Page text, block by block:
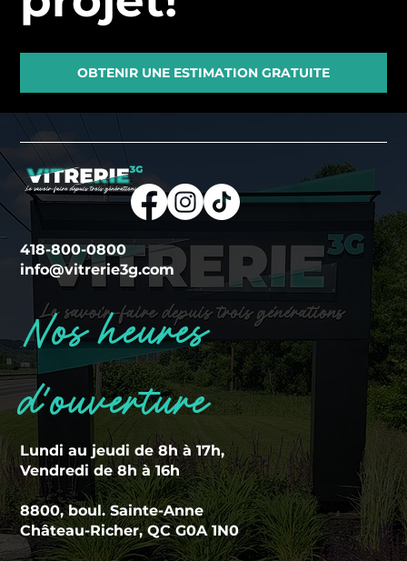
OBTENIR UNE ESTIMATION GRATUITE
8800, boul. Sainte-Anne
Château-Richer, QC G0A 1N0
Nos heures
d'ouverture
Lundi au jeudi de 8h à 17h,
Vendredi de 8h à 16h
418-800-0800
info@vitrerie3g.com